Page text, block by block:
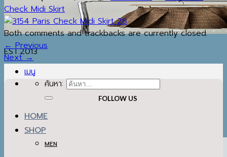
EST.2013
เมนู
ค้นหา:
HOME
SHOP
MEN
Check Midi Skirt
Both comments and trackbacks are currently closed.
←Previous
Next→
FOLLOW US